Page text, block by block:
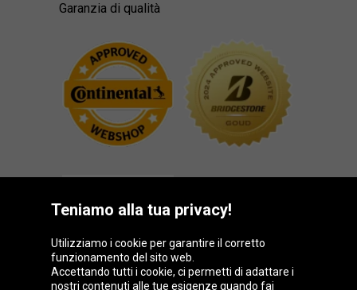
Garanzia di qualità
Gruppo Oponeo
Teniamo alla tua privacy!
Utilizziamo i cookie per garantire il corretto
funzionamento del sito web.
Accettando tutti i cookie, ci permetti di adattare i
nostri contenuti alle tue esigenze quando fai